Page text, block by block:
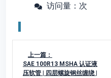
访问量： 次
上一篇：
SAE 100R13 MSHA 认证液
压软管 | 四层螺旋钢丝缠绕 |